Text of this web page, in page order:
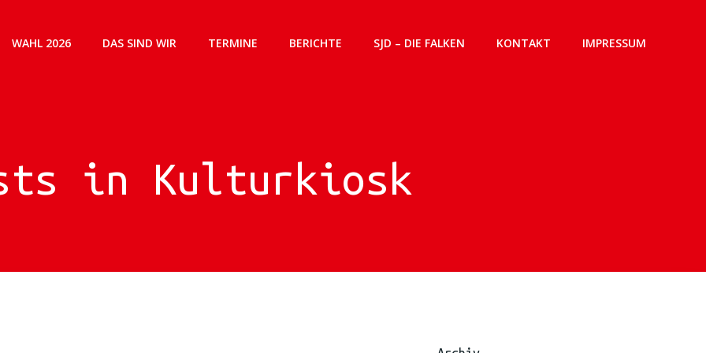
WAHL 2026 DAS SIND WIR TERMINE BERICHTE SJD – DIE FALKEN KONTAKT IMPRESSUM
in Kulturkiosk